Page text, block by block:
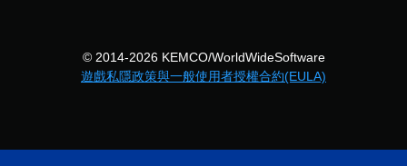
© 2014-2026 KEMCO/WorldWideSoftware
遊戲私隱政策與一般使用者授權合約(EULA)